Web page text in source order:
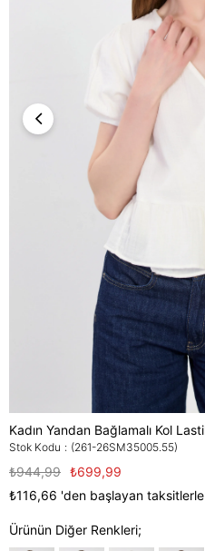
Kadın Yandan Bağlamalı Kol
Stok Kodu (261-26SM35005.55)
₺944,99 ₺699,99
₺116,66 'den başlayan taksitlerle
Ürünün Diğer Renkleri;